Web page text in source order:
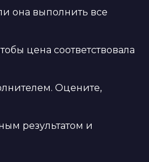
она выполнить все
цена соответствовала
Оцените,
результатом и